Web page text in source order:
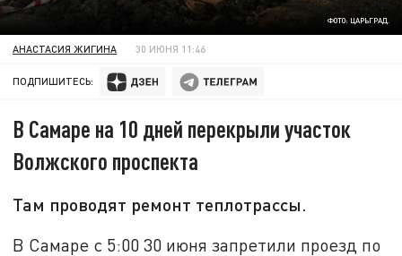
ФОТО: ЦАРЬГРАД.
АНАСТАСИЯ ЖИГИНА 30 ИЮНЯ 11:46
ПОДПИШИТЕСЬ:
В Самаре на 10 дней перекрыли участок
Волжского проспекта
Там проводят ремонт теплотрассы.
В Самаре с 5:00 30 июня запретили проезд по